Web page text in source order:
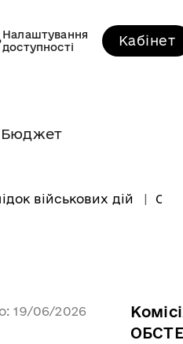
Налаштування
доступності
Кабінет
Бюджет
військових дій
19/06/2026